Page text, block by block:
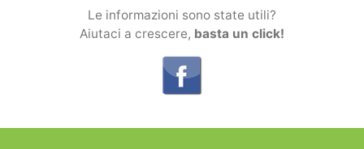
Le informazioni sono state utili?
Aiutaci a crescere, basta un click!